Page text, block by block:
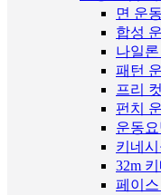
면 운
합성
나일
패턴
프리
펀치
운동요
키네
32m
페이